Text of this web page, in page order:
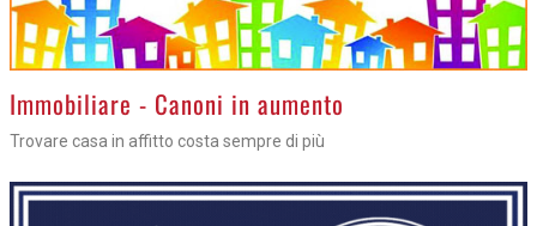
Immobiliare - Canoni in aumento
Trovare casa in affitto costa sempre di più